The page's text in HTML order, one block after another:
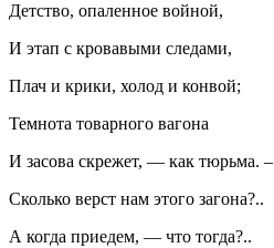
Детство, опаленное войной,
И этап с кровавыми следами,
Плач и крики, холод и конвой;
Темнота товарного вагона
И засова скрежет, — как тюрьма. –
Сколько верст нам этого загона?..
А когда приедем, — что тогда?..